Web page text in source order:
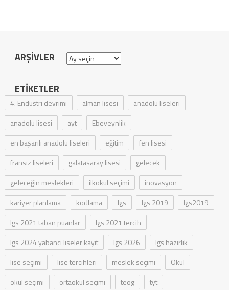
ARŞIVLER Arşivler
ETIKETLER
4. Endüstri devrimi alman lisesi
anadolu liseleri
anadolu lisesi
ayt
Ebeveynlik
en başarılı anadolu liseleri
eğitim
fen lisesi
fransız liseleri
galatasaray lisesi
gelecek
geleceğin meslekleri
ilkokul seçimi
inovasyon
kariyer planlama
kodlama lgs lgs 2019
lgs2019
lgs 2021 taban puanlar
lgs 2021 tercih
lgs 2024 yabancı liseler kayıt
lgs 2026
lgs hazırlık
lise seçimi
lise tercihleri meslek seçimi
Okul
okul seçimi
ortaokul seçimi teog
tyt